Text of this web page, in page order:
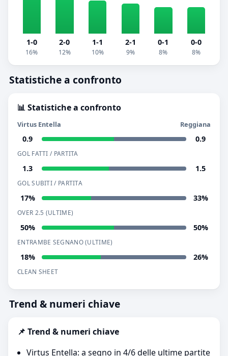
1-0
16%
2-0
12%
1-1
10%
2-1
9%
0-1
8%
0-0
8%
Statistiche a confronto
📊 Statistiche a confronto
Virtus Entella Reggiana
0.9 0.9
GOL FATTI / PARTITA
1.3 1.5
GOL SUBITI / PARTITA
17% 33%
OVER 2.5 (ULTIME)
50% 50%
ENTRAMBE SEGNANO (ULTIME)
18% 26%
CLEAN SHEET
Trend & numeri chiave
📌 Trend & numeri chiave
Virtus Entella: a segno in 4/6 delle ultime partite